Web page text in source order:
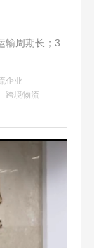
输周期长；3.
企业
跨境物流